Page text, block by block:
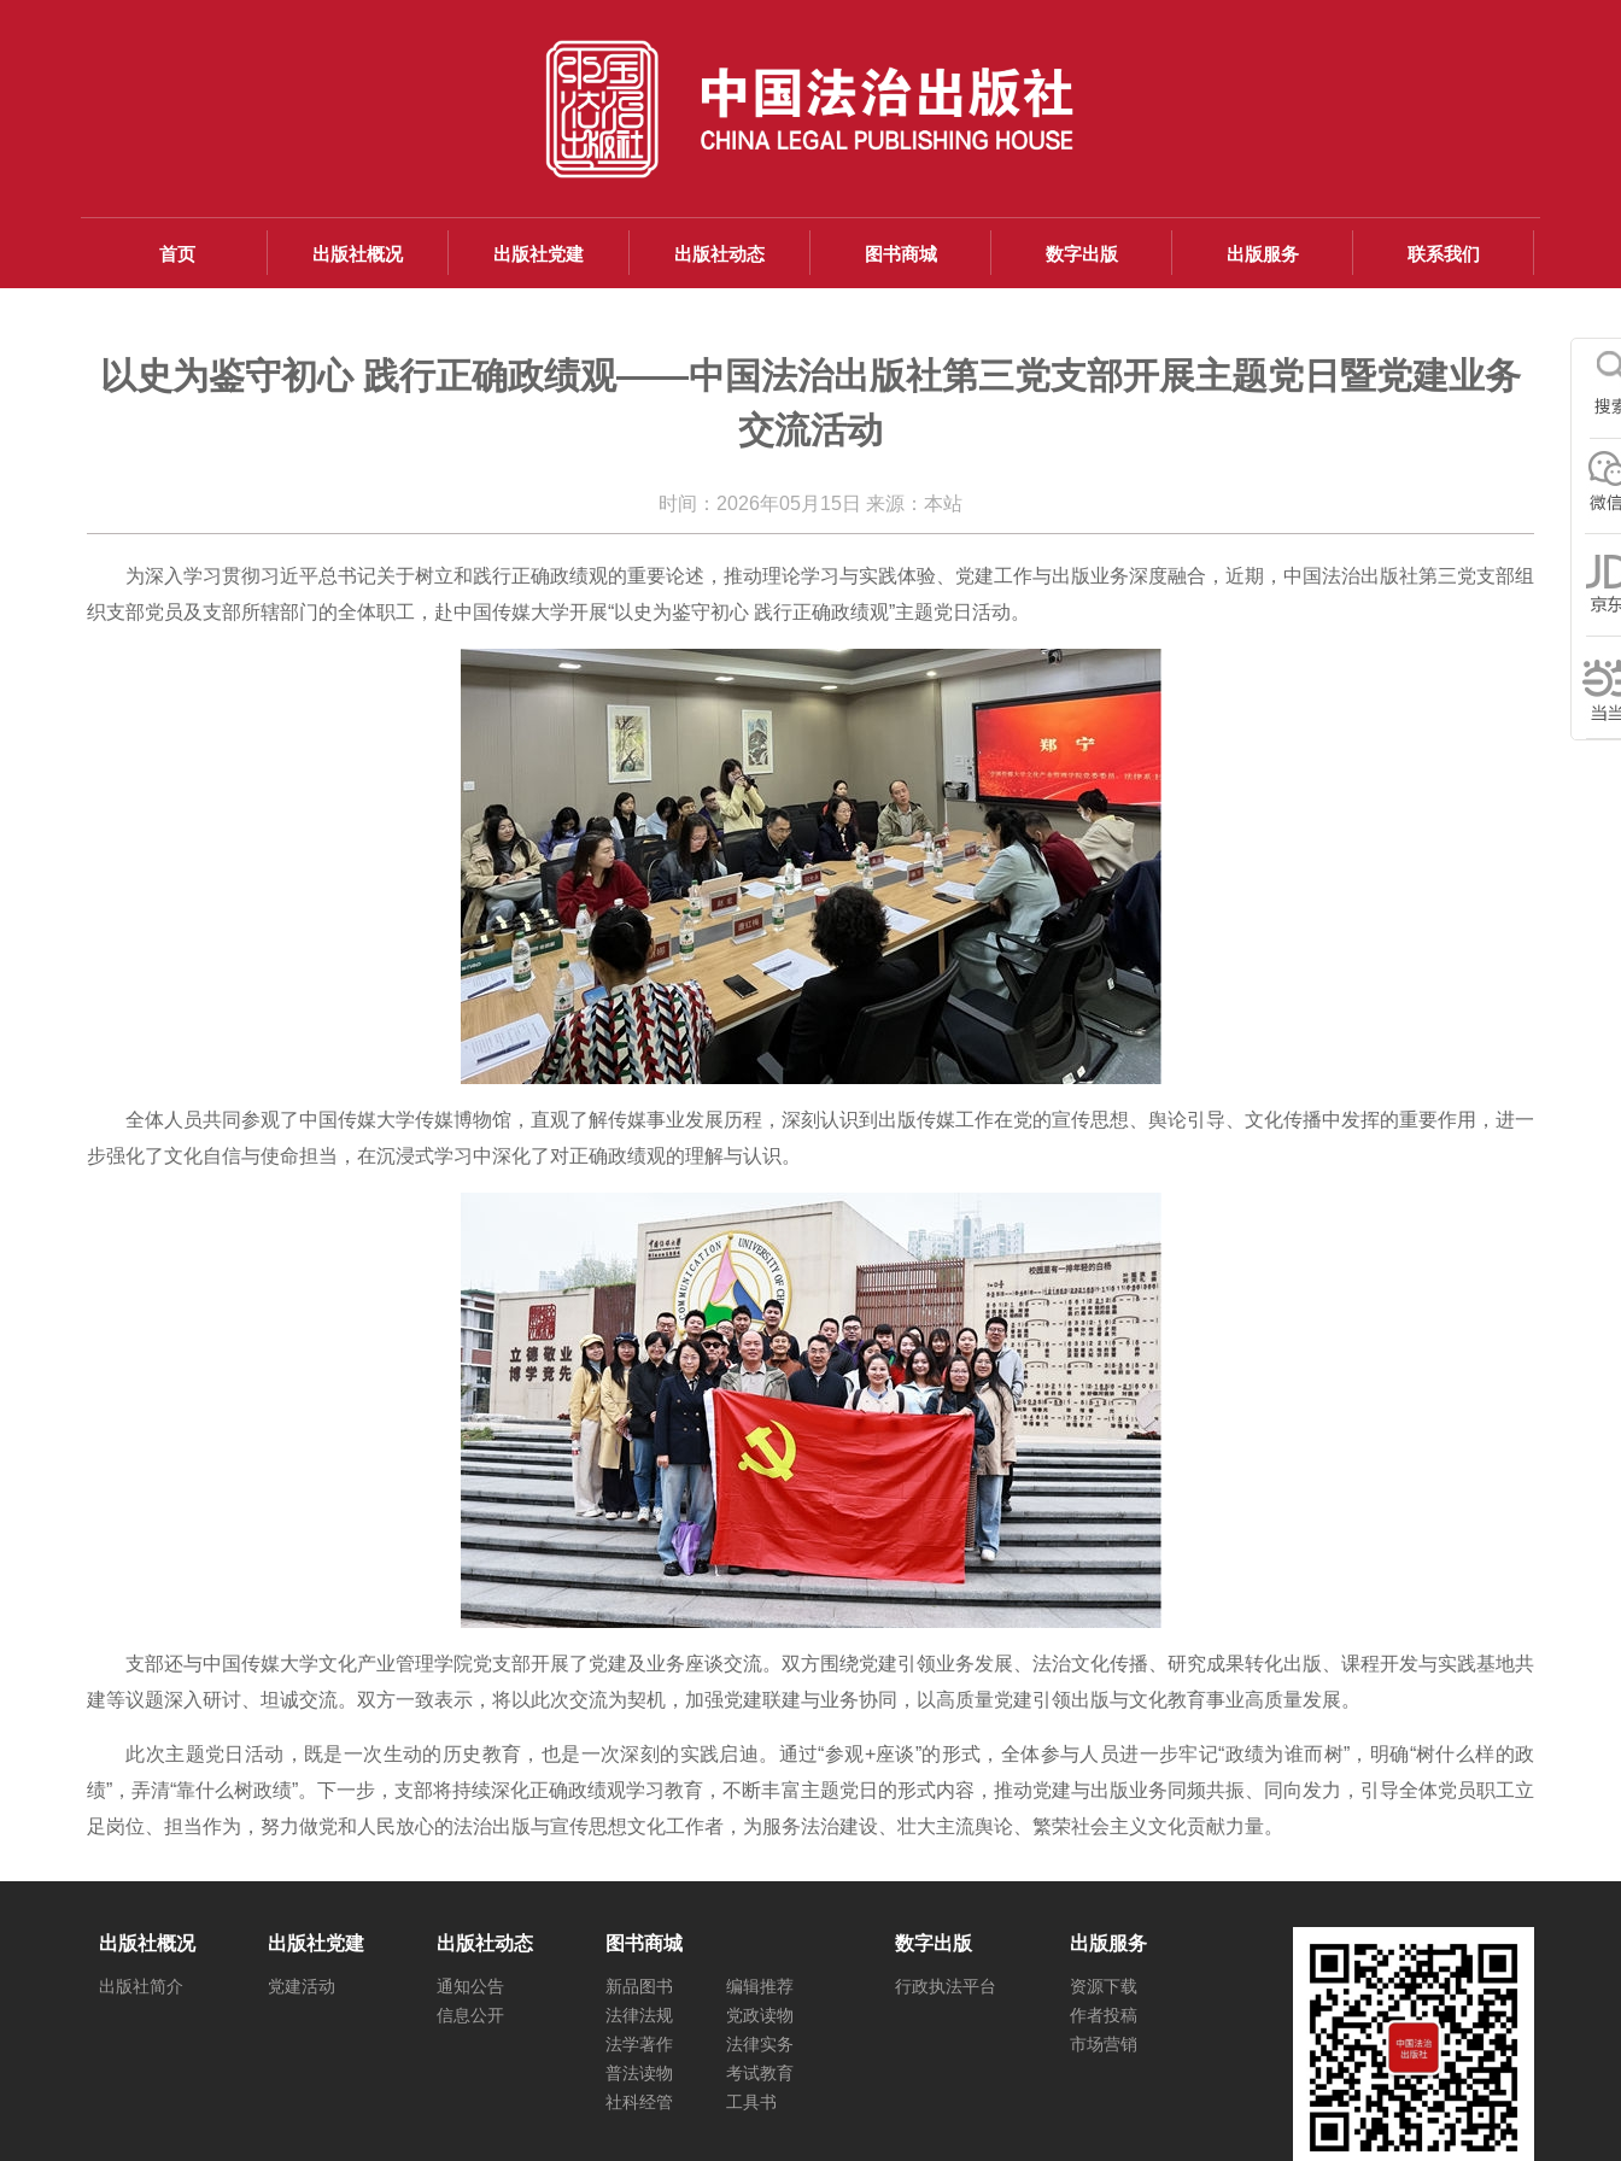
首页 出版社概况 出版社党建 出版社动态 图书商城 数字出版 出版服务 联系我们
以史为鉴守初心 践行正确政绩观——中国法治出版社第三党支部开展主题党日暨党建业务
交流活动
时间：2026年05月15日 来源：本站
为深入学习贯彻习近平总书记关于树立和践行正确政绩观的重要论述，推动理论学习与实践体验、党建工作与出版业务深度融合，近期，中国法治出版社第三党支部组
织支部党员及支部所辖部门的全体职工，赴中国传媒大学开展“以史为鉴守初心 践行正确政绩观”主题党日活动。
全体人员共同参观了中国传媒大学传媒博物馆，直观了解传媒事业发展历程，深刻认识到出版传媒工作在党的宣传思想、舆论引导、文化传播中发挥的重要作用，进一
步强化了文化自信与使命担当，在沉浸式学习中深化了对正确政绩观的理解与认识。
支部还与中国传媒大学文化产业管理学院党支部开展了党建及业务座谈交流。双方围绕党建引领业务发展、法治文化传播、研究成果转化出版、课程开发与实践基地共
建等议题深入研讨、坦诚交流。双方一致表示，将以此次交流为契机，加强党建联建与业务协同，以高质量党建引领出版与文化教育事业高质量发展。
此次主题党日活动，既是一次生动的历史教育，也是一次深刻的实践启迪。通过“参观+座谈”的形式，全体参与人员进一步牢记“政绩为谁而树”，明确“树什么样的政
绩”，弄清“靠什么树政绩”。下一步，支部将持续深化正确政绩观学习教育，不断丰富主题党日的形式内容，推动党建与出版业务同频共振、同向发力，引导全体党员职工立
足岗位、担当作为，努力做党和人民放心的法治出版与宣传思想文化工作者，为服务法治建设、壮大主流舆论、繁荣社会主义文化贡献力量。
出版社概况
出版社简介
出版社党建
党建活动
出版社动态
通知公告
信息公开
图书商城
新品图书
编辑推荐
法律法规
党政读物
法学著作
法律实务
普法读物
考试教育
社科经管
工具书
数字出版
行政执法平台
出版服务
资源下载
作者投稿
市场营销